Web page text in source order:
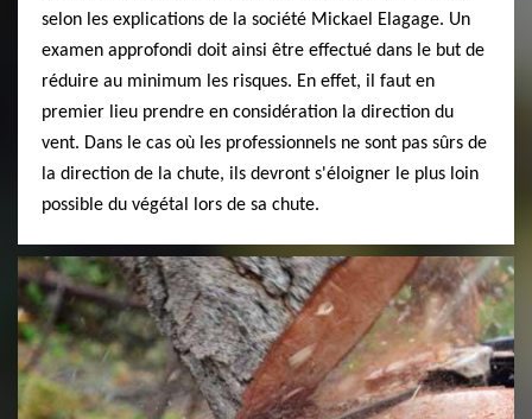
selon les explications de la société Mickael Elagage. Un
examen approfondi doit ainsi être effectué dans le but de
réduire au minimum les risques. En effet, il faut en
premier lieu prendre en considération la direction du
vent. Dans le cas où les professionnels ne sont pas sûrs de
la direction de la chute, ils devront s'éloigner le plus loin
possible du végétal lors de sa chute.